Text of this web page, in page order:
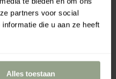
partners voor social
die u aan ze heeft
Alles toestaan